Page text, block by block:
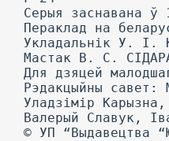
Серыя заснавана ў
Пераклад на
Укладальнік У. I.
Мастак В. С.
Для дзяцей
Рэдакцыйны савет:
Уладзімір
Валерый Славук,
© УП “Выдавецтва